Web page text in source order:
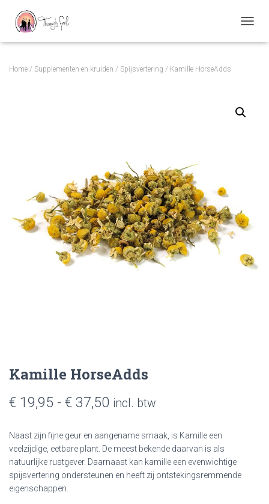
Home / Supplementen en kruiden / Spijsvertering / Kamille HorseAdds
Kamille HorseAdds
€ 19,95 - € 37,50 Prijsklasse:
tot
€ 37,50
incl. btw
Naast zijn fijne geur en aangename smaak, is Kamille een
veelzijdige, eetbare plant. De meest bekende daarvan is als
natuurlijke rustgever. Daarnaast kan kamille een evenwichtige
spijsvertering ondersteunen en heeft zij ontstekingsremmende
eigenschappen.